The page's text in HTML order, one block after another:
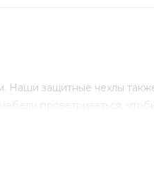
Наши защитные чехлы
проветриваться,